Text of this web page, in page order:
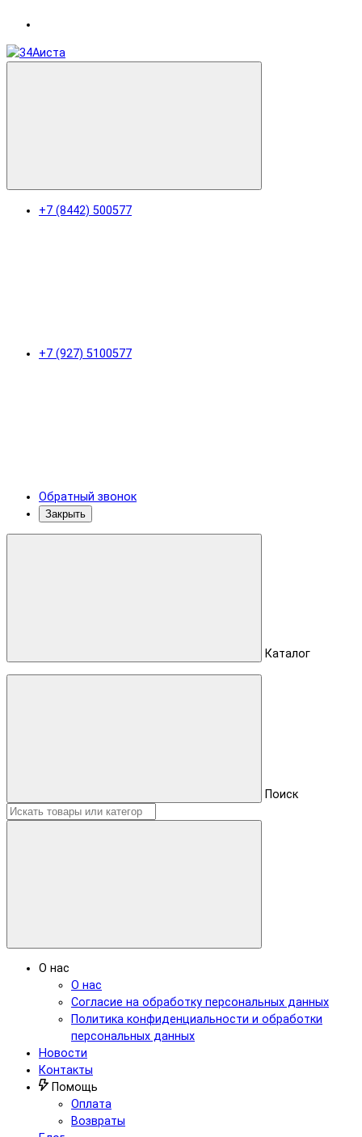
+7 (8442) 500577
+7 (927) 5100577
Обратный звонок
Закрыть
Каталог
Поиск
О нас
О нас
Согласие на обработку персональных данных
Политика конфиденциальности и обработки
персональных данных
Новости
Контакты
Помощь
Оплата
Возвраты